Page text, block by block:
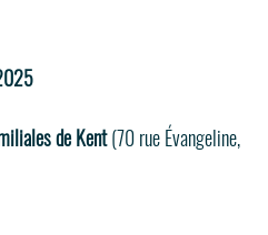
de Kent (70 rue Évangeline,